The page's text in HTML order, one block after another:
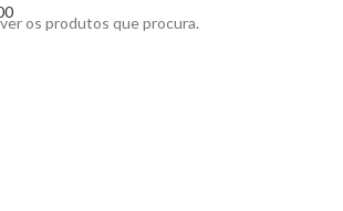
os produtos que procura.